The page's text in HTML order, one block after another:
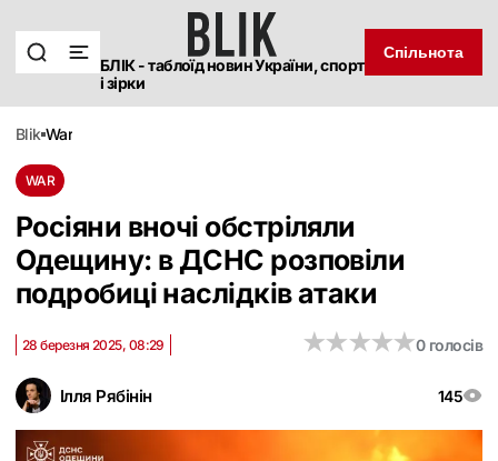
БЛІК - таблоїд новин України, спорт
і зірки
Спільнота
blik war
WAR
Росіяни вночі обстріляли
Одещину: в ДСНС розповіли
подробиці наслідків атаки
Ілля Рябінін 145
28 березня 2025, 08:29 ★★★★★
★★★★★0 голосів